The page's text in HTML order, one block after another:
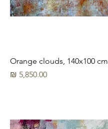
Orange clouds, 140x100 cm
מחיר